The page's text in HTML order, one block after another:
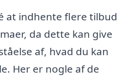
at indhente flere tilbud
da dette kan give
af, hvad du kan
Her er nogle af de